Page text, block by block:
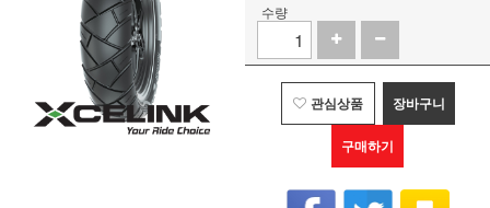
수량
관심상품 장바구니
구매하기